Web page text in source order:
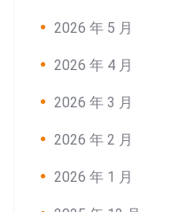
2026 年 5 月
2026 年 4 月
2026 年 3 月
2026 年 2 月
2026 年 1 月